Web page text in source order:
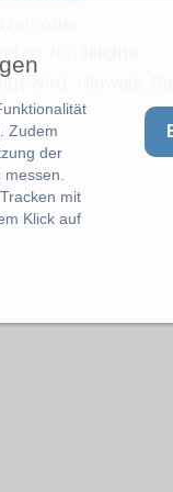
Zudem
der
mit
Klick auf
ist für
wird. Hinweis: Bei